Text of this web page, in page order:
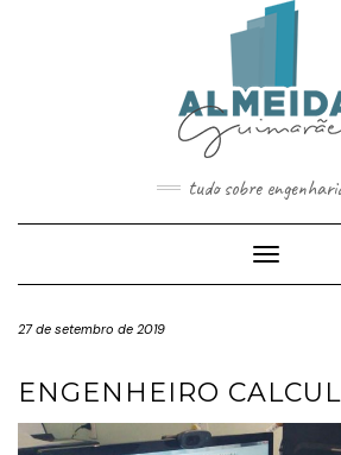
tudo sobre
Toggle
27 de setembro de 2019
ENGENHEIRO